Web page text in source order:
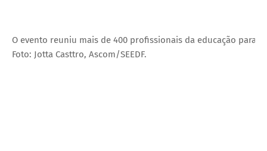
O evento reuniu mais de 400 profissionais da educação para
Foto: Jotta Casttro, Ascom/SEEDF.